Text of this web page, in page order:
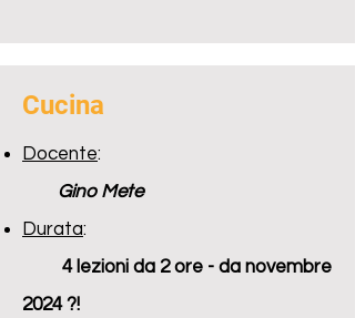
Cucina
Docente:
Gino Mete
Durata:
4 lezioni da 2 ore - da novembre
2024 ?!